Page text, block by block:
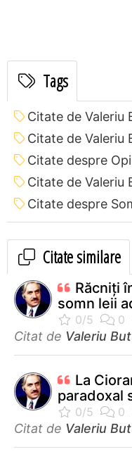
Tags
Citate de Valeriu
Citate de Valeriu
Citate despre
Citate de Valeriu
Citate despre
Citate similare
Răcniți
somn leii
Citat de Valeriu
La
paradoxal
Citat de Valeriu